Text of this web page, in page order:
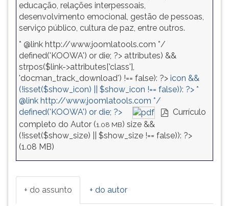
educação, relações interpessoais,
desenvolvimento emocional, gestão de pessoas,
serviço público, cultura de paz, entre outros.
* @link http://www.joomlatools.com */
defined('KOOWA') or die; ?> attributes) &&
strpos($link->attributes['class'],
'docman_track_download') !== false): ?> icon &&
(!isset($show_icon) || $show_icon !== false)): ?> *
@link http://www.joomlatools.com */
defined('KOOWA') or die; ?>
Currículo
completo do Autor (1.08 MB) size &&
(!isset($show_size) || $show_size !== false)): ?>
(1.08 MB)
+ do assunto + do autor